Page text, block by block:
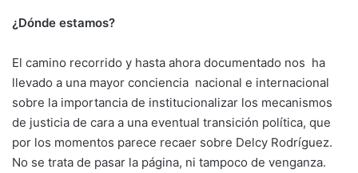
¿Dónde estamos?
El camino recorrido y hasta ahora documentado nos ha
llevado a una mayor conciencia nacional e internacional
sobre la importancia de institucionalizar los mecanismos
de justicia de cara a una eventual transición política, que
por los momentos parece recaer sobre Delcy Rodríguez.
No se trata de pasar la página, ni tampoco de venganza.